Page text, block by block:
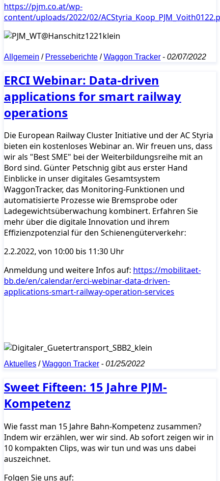
https://pjm.co.at/wp-
content/uploads/2022/02/
Allgemein / Presseberichte /Waggon Tracker - 02/07/2022
ERCI Webinar: Data-driven
applications for smart railway
operations
Die European Railway Cluster Initiative und der AC Styria
bieten ein kostenloses Webinar an. Wir freuen uns, dass
wir als "Best SME" bei der Weiterbildungsreihe mit an
Bord sind. Günter Petschnig gibt aus erster Hand
Einblicke in unser digitales Gesamtsystem
WaggonTracker, das Monitoring-Funktionen und
automatisierte Prozesse wie Bremsprobe oder
Ladegewichtsüberwachung kombinert. Erfahren Sie
mehr über die digitale Innovation und ihrem
Effizienzpotenzial für den Schienengüterverkehr:
2.2.2022, von 10:00 bis 11:30 Uhr
Anmeldung und weitere Infos auf: https://mobilitaet-
bb.de/en/calendar/erci-webinar-data-driven-
applications-smart-railway-operation-services
Aktuelles /Waggon Tracker - 01/25/2022
Sweet Fifteen: 15 Jahre PJM-
Kompetenz
Wie fasst man 15 Jahre Bahn-Kompetenz zusammen?
Indem wir erzählen, wer wir sind. Ab sofort zeigen wir in
10 kompakten Clips, was wir tun und was uns dabei
auszeichnet.
Folgen Sie uns auf: